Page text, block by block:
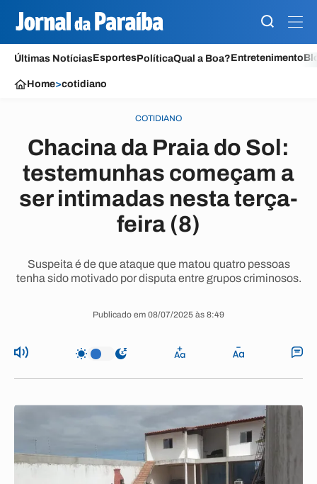
Últimas NotíciasEsportesPolíticaQual a Boa?Entretenimento
Home>cotidiano
COTIDIANO
Chacina da Praia do Sol:
testemunhas começam a
ser intimadas nesta terça-
feira (8)
Suspeita é de que ataque que matou quatro pessoas
tenha sido motivado por disputa entre grupos criminosos.
Publicado em 08/07/2025 às 8:49